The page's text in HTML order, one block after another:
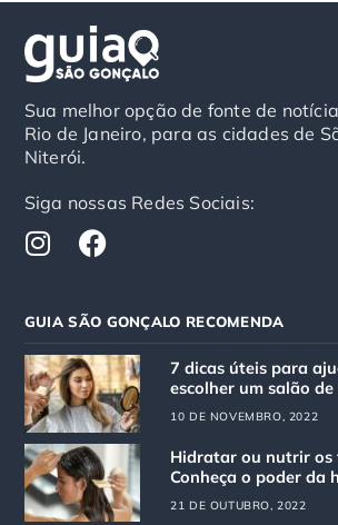
Sua melhor opção de fonte de
Rio de Janeiro, para as cidades de
Niterói.
Siga nossas Redes Sociais:
I
n
t
a
g
r
a
m
F
a
e
b
o
o
k
GUIA SÃO GONÇALO RECOMENDA
7 dicas úteis para
escolher um salão de
10 DE NOVEMBRO, 2022
Hidratar ou nutrir os
Conheça o poder da
21 DE OUTUBRO, 2022